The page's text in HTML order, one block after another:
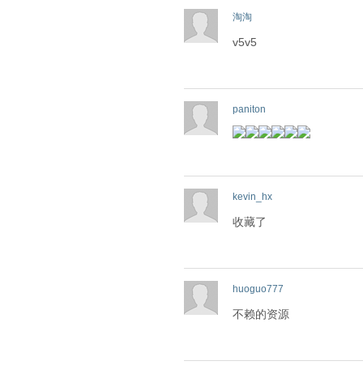
淘淘
v5v5
paniton
kevin_hx
收藏了
huoguo777
不赖的资源